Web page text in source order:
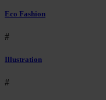
Eco Fashion
#
Illustration
#